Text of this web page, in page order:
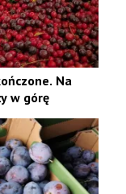
Na
w górę